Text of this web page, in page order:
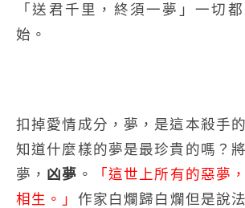
「送君千里，終須一夢」一切
始。
扣掉愛情成分，夢，是這本殺手
知道什麼樣的夢是最珍貴的嗎？
夢， 凶夢 。
「這世上所有的惡夢
相生。」 作家白爛歸白爛但是說